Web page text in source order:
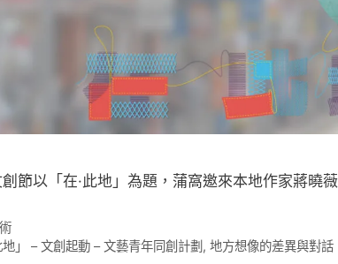
節以「在·此地」為題，蒲窩邀來本地作家蔣
地」 – 文創起動 – 文藝青年同創計劃​ , 地方想像的差異與對話